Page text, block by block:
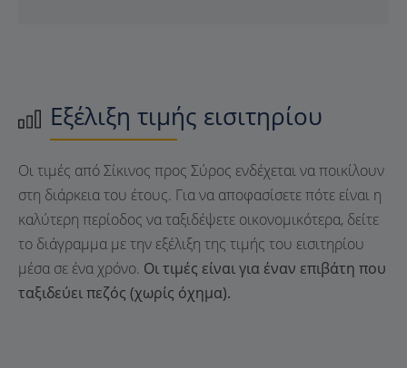
Εξέλιξη τιμής εισιτηρίου
Οι τιμές από Σίκινος προς Σύρος ενδέχεται να ποικίλουν
στη διάρκεια του έτους. Για να αποφασίσετε πότε είναι η
καλύτερη περίοδος να ταξιδέψετε οικονομικότερα, δείτε
το διάγραμμα με την εξέλιξη της τιμής του εισιτηρίου
μέσα σε ένα χρόνο. Οι τιμές είναι για έναν επιβάτη που
ταξιδεύει πεζός (χωρίς όχημα).